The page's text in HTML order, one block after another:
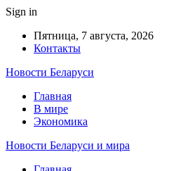
Sign in
Пятница, 7 августа, 2026
Контакты
Новости Беларуси
Главная
В мире
Экономика
Новости Беларуси и мира